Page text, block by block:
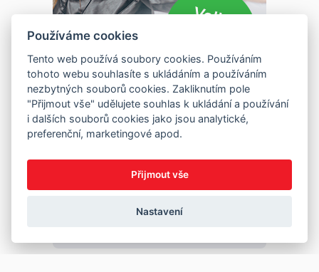
Používáme cookies
Tento web používá soubory cookies. Používáním
tohoto webu souhlasíte s ukládáním a používáním
nezbytných souborů cookies. Zakliknutím pole
"Přijmout vše" udělujete souhlas k ukládání a používání
i dalších souborů cookies jako jsou analytické,
preferenční, marketingové apod.
Přijmout vše
Nastavení